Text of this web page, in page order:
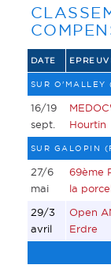
DATE
SUR O'MALLEY
16/19
sept.
Hourtin
SUR GALOPIN
27/6
mai
69ème
la
29/3
avril
Open
Erdre